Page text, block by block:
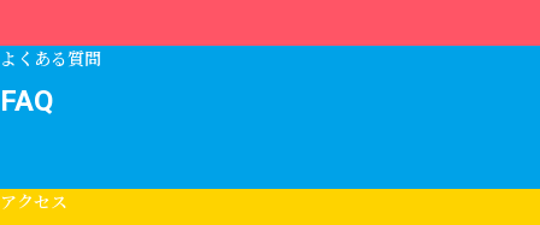
よくある質問
FAQ
アクセス